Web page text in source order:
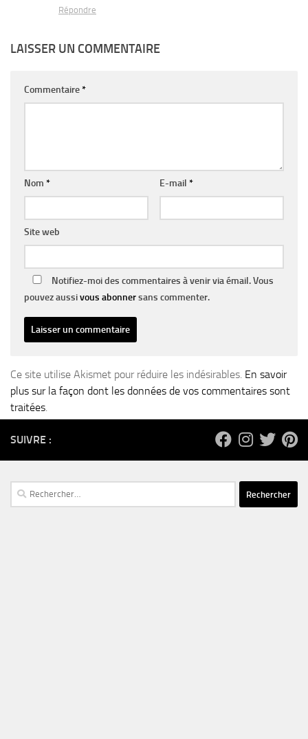
Répondre
LAISSER UN COMMENTAIRE
Commentaire*
Nom * E-mail *
Site web
Notifiez-moi des commentaires à venir via émail. Vous
pouvez aussivous abonnersans commenter.
Ce site utilise Akismet pour réduire les indésirables. En savoir
plus sur la façon dont les données de vos commentaires sont
traitées.
SUIVRE :
Rechercher :